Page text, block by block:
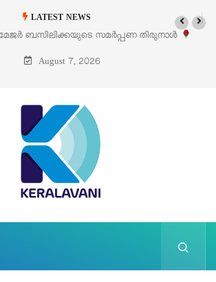
LATEST NEWS
ലൈഫ് സ്റ്റൈൽ എക്സിബിഷനും സെയിലും
പെരുമാനൂരിൽ
August 7, 2026